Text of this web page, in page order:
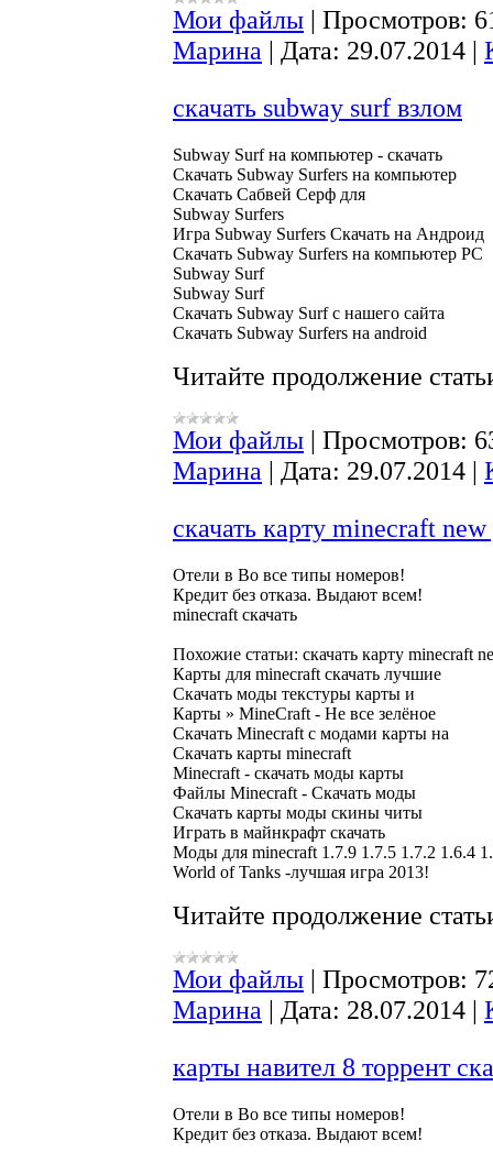
Мои файлы | Просмотров:
Марина | Дата: 29.07.2014 |
скачать subway surf взлом
Subway Surf на компьютер - скачать
Скачать Subway Surfers на компьютер
Скачать Сабвей Серф для
Subway Surfers
Игра Subway Surfers Скачать на Андроид
Скачать Subway Surfers на компьютер PC
Subway Surf
Subway Surf
Скачать Subway Surf с нашего сайта
Скачать Subway Surfers на android
Читайте продолжение
Мои файлы | Просмотров:
Марина | Дата: 29.07.2014 |
скачать карту minecraft
Oтели в Во все типы номеров!
Кредит без отказа. Выдают всем!
Похожие статьи: скачать карту minecraft
Карты для minecraft скачать лучшие
Скачать моды текстуры карты и
Карты » MineCraft - Не все зелёное
Скачать Minecraft c модами карты на
Скачать карты minecraft
Minecraft - скачать моды карты
Файлы Minecraft - Скачать моды
Скачать карты моды скины читы
Играть в майнкрафт скачать
Моды для minecraft 1.7.9 1.7.5 1.7.2 1.6.4
Читайте продолжение
Мои файлы | Просмотров:
Марина | Дата: 28.07.2014 |
карты навител 8 торрент
Oтели в Во все типы номеров!